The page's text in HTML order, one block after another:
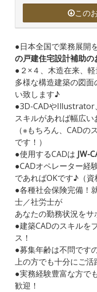
この
●日本全国で業務展開
の戸建住宅設計補助の
●２×４、木造在来、
多様な構造建築の図
い致します♪
●3D-CADや
スキルがあれば幅広
（※もちろん、CAD
です！）
●使用するCADは JW-
●CADオペレーター経
であればOKです♪（資
●各種社会保険完備！
士／社労士が
あなたの勤務状況をサ
●建築CADのスキルを
ス！
●募集年齢は不問です
上の方でも十分にご活
●実務経験豊富な方で
歓迎！